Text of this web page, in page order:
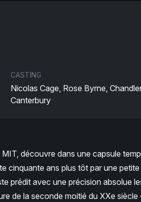
CASTING
Nicolas Cage, Rose Byrne,
Canterbury
découvre dans une capsule
cinquante ans plus tôt par une petite
prédit avec une précision absolue
de la seconde moitié du XXe